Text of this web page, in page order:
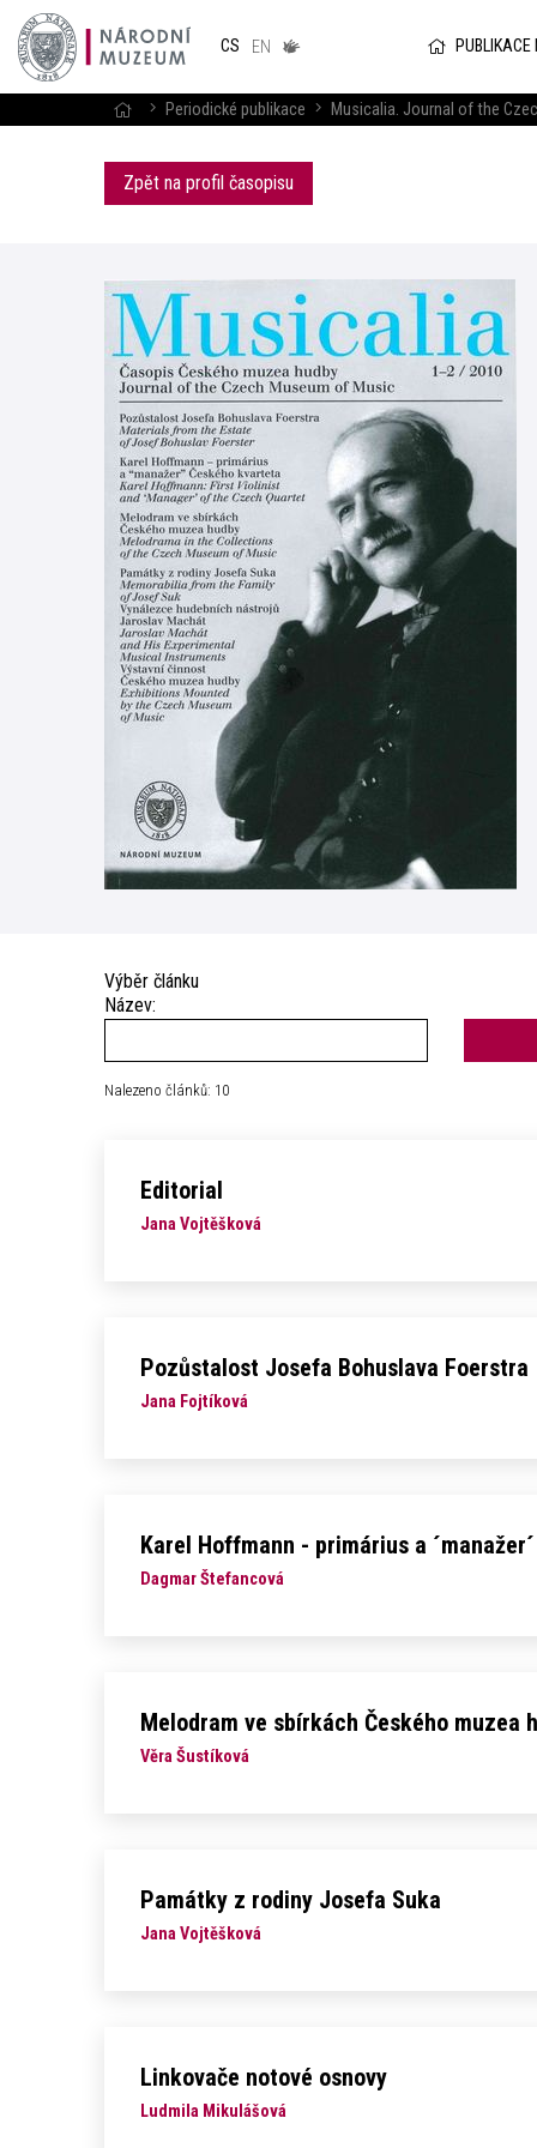
CS EN
v českém
Periodické publikace Musicalia. Journal of the
Zpět na profil časopisu
Výběr článku
Název:
Nalezeno článků: 10
Editorial
Jana Vojtěšková
Pozůstalost Josefa Bohuslava Foerstra
Jana Fojtíková
Karel Hoffmann - primárius a
Dagmar Štefancová
Melodram ve sbírkách Českého muzea
Věra Šustíková
Památky z rodiny Josefa Suka
Jana Vojtěšková
Linkovače notové osnovy
Ludmila Mikulášová